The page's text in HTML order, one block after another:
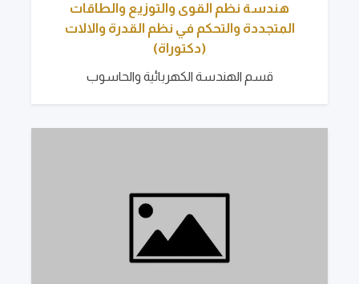
هندسة نظم القوى والتوزيع والطاقات
المتجددة والتحكم في نظم القدرة والالات
(دكتوراة)
قسم الهندسة الكهربائية والحاسوب